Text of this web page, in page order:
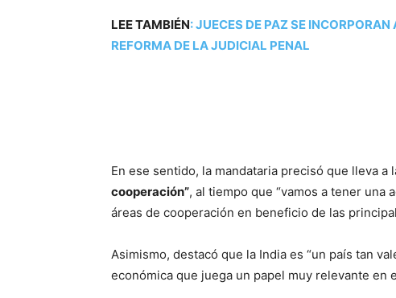
LEE TAMBIÉN:JUECES DE PAZ SE
REFORMA DE LA JUDICIAL PENAL
En ese sentido, la mandataria precisó que lleva a
cooperación”, al tiempo que “vamos a tener
áreas de cooperación en beneficio de las
Asimismo, destacó que la India es “un país tan
económica que juega un papel muy relevante en